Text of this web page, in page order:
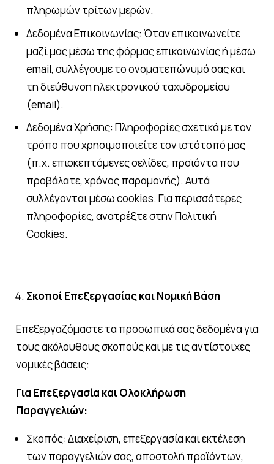
πληρωμών τρίτων μερών.
Δεδομένα Επικοινωνίας: Όταν επικοινωνείτε
μαζί μας μέσω της φόρμας επικοινωνίας ή μέσω
email, συλλέγουμε το ονοματεπώνυμό σας και
τη διεύθυνση ηλεκτρονικού ταχυδρομείου
(email).
Δεδομένα Χρήσης: Πληροφορίες σχετικά με τον
τρόπο που χρησιμοποιείτε τον ιστότοπό μας
(π.χ. επισκεπτόμενες σελίδες, προϊόντα που
προβάλατε, χρόνος παραμονής). Αυτά
συλλέγονται μέσω cookies. Για περισσότερες
πληροφορίες, ανατρέξτε στην Πολιτική
Cookies.
Σκοποί Επεξεργασίας και Νομική Βάση
Επεξεργαζόμαστε τα προσωπικά σας δεδομένα για
τους ακόλουθους σκοπούς και με τις αντίστοιχες
νομικές βάσεις:
Για Επεξεργασία και Ολοκλήρωση
Παραγγελιών:
Σκοπός: Διαχείριση, επεξεργασία και εκτέλεση
των παραγγελιών σας, αποστολή προϊόντων,